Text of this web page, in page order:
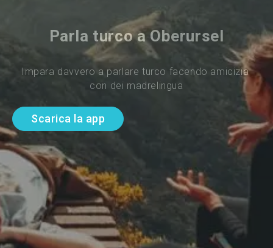
Parla turco a Oberursel
Impara davvero a parlare turco facendo amicizia
con dei madrelingua
Scarica la app